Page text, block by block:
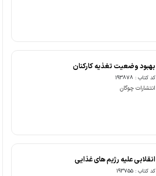
بهبود وضعیت تغذیه کارکنان
کد کتاب : 193878
انتشارات چوگان
انقلابی علیه رژیم های غذایی
کد کتاب : 193755